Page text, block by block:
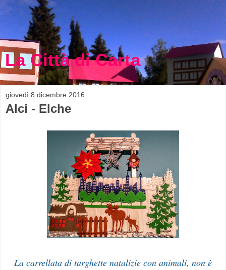
La Città di Carta
giovedì 8 dicembre 2016
Alci - Elche
La carrellata di targhette natalizie con animali, non è